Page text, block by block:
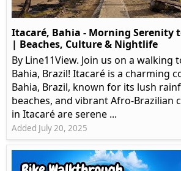
Itacaré, Bahia - Morning Serenity
| Beaches, Culture & Nightlife
By Line11View. Join us on a walking
Bahia, Brazil! Itacaré is a charming
Bahia, Brazil, known for its lush
beaches, and vibrant Afro-Brazilian
in Itacaré are serene ...
Added July 20, 2025